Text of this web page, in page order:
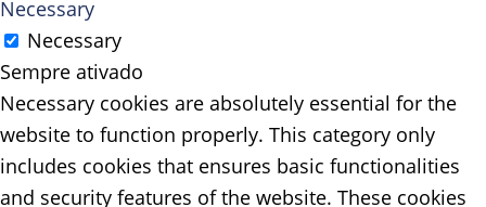
Necessary
Necessary
Sempre ativado
Necessary cookies are absolutely essential for the
website to function properly. This category only
includes cookies that ensures basic functionalities
and security features of the website. These cookies